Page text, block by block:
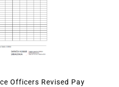
Officers Revised Pay